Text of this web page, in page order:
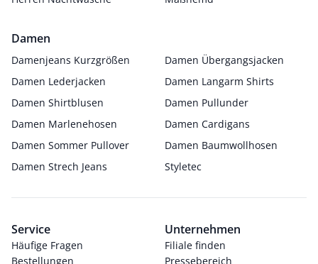
Damen
Damenjeans Kurzgrößen
Damen Übergangsjacken
Damen Lederjacken
Damen Langarm Shirts
Damen Shirtblusen
Damen Pullunder
Damen Marlenehosen
Damen Cardigans
Damen Sommer Pullover
Damen Baumwollhosen
Damen Strech Jeans
Styletec
Service
Häufige Fragen
Bestellungen
Unternehmen
Filiale finden
Pressebereich